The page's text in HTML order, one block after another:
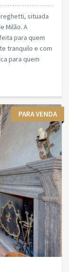
situada
Milão. A
para quem
tranquilo e com
para quem
PARA VENDA